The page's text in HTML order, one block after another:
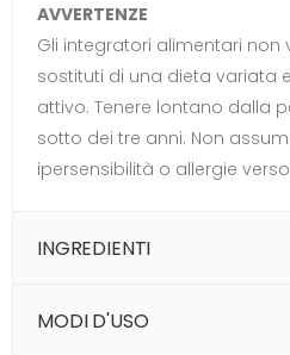
AVVERTENZE
Gli integratori alimentari non
sostituti di una dieta variata
attivo. Tenere lontano dalla
sotto dei tre anni. Non
ipersensibilità o allergie
INGREDIENTI
MODI D'USO